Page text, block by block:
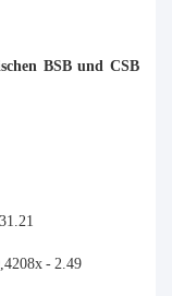
BSB und CSB
- 2.49